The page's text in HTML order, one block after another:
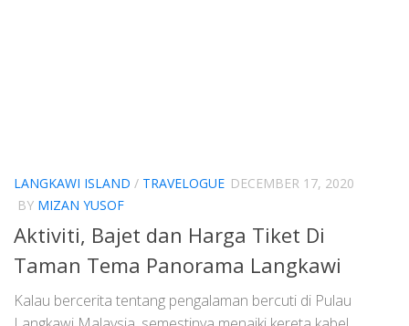
LANGKAWI ISLAND / TRAVELOGUE DECEMBER 17, 2020
BY MIZAN YUSOF
Aktiviti, Bajet dan Harga Tiket Di
Taman Tema Panorama Langkawi
Kalau bercerita tentang pengalaman bercuti di Pulau